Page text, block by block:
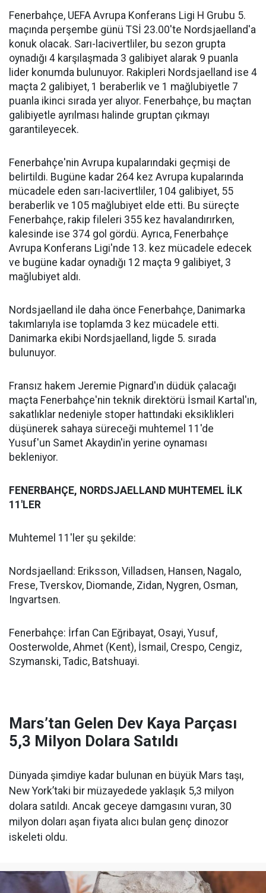
Fenerbahçe, UEFA Avrupa Konferans Ligi H Grubu 5.
maçında perşembe günü TSİ 23.00'te Nordsjaelland'a
konuk olacak. Sarı-lacivertliler, bu sezon grupta
oynadığı 4 karşılaşmada 3 galibiyet alarak 9 puanla
lider konumda bulunuyor. Rakipleri Nordsjaelland ise 4
maçta 2 galibiyet, 1 beraberlik ve 1 mağlubiyetle 7
puanla ikinci sırada yer alıyor. Fenerbahçe, bu maçtan
galibiyetle ayrılması halinde gruptan çıkmayı
garantileyecek.
Fenerbahçe'nin Avrupa kupalarındaki geçmişi de
belirtildi. Bugüne kadar 264 kez Avrupa kupalarında
mücadele eden sarı-lacivertliler, 104 galibiyet, 55
beraberlik ve 105 mağlubiyet elde etti. Bu süreçte
Fenerbahçe, rakip fileleri 355 kez havalandırırken,
kalesinde ise 374 gol gördü. Ayrıca, Fenerbahçe
Avrupa Konferans Ligi'nde 13. kez mücadele edecek
ve bugüne kadar oynadığı 12 maçta 9 galibiyet, 3
mağlubiyet aldı.
Nordsjaelland ile daha önce Fenerbahçe, Danimarka
takımlarıyla ise toplamda 3 kez mücadele etti.
Danimarka ekibi Nordsjaelland, ligde 5. sırada
bulunuyor.
Fransız hakem Jeremie Pignard'ın düdük çalacağı
maçta Fenerbahçe'nin teknik direktörü İsmail Kartal'ın,
sakatlıklar nedeniyle stoper hattındaki eksiklikleri
düşünerek sahaya süreceği muhtemel 11'de
Yusuf'un Samet Akaydin'in yerine oynaması
bekleniyor.
FENERBAHÇE, NORDSJAELLAND MUHTEMEL İLK
11'LER
Muhtemel 11'ler şu şekilde:
Nordsjaelland: Eriksson, Villadsen, Hansen, Nagalo,
Frese, Tverskov, Diomande, Zidan, Nygren, Osman,
Ingvartsen.
Fenerbahçe: İrfan Can Eğribayat, Osayi, Yusuf,
Oosterwolde, Ahmet (Kent), İsmail, Crespo, Cengiz,
Szymanski, Tadic, Batshuayi.
Mars’tan Gelen Dev Kaya Parçası
5,3 Milyon Dolara Satıldı
Dünyada şimdiye kadar bulunan en büyük Mars taşı,
New York’taki bir müzayedede yaklaşık 5,3 milyon
dolara satıldı. Ancak geceye damgasını vuran, 30
milyon doları aşan fiyata alıcı bulan genç dinozor
iskeleti oldu.